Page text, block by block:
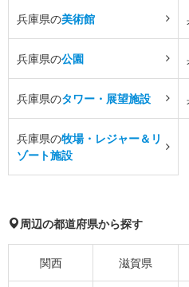
兵庫県の美術館
兵庫県の公園
兵庫県のタワー・展望施設
兵庫県の牧場・レジャー＆リ
ゾート施設
周辺の都道府県から探す
関西 滋賀県